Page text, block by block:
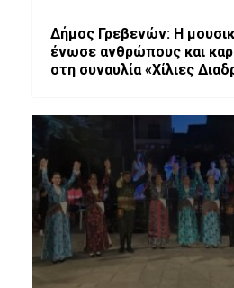
Δήμος Γρεβενών: Η
ένωσε ανθρώπους και
στη συναυλία «Χίλιες